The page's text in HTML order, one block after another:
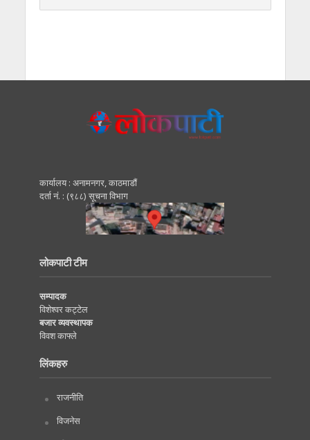
कार्यालय : अनामनगर, काठमाडाैं
दर्ता नं. : (९८८) सूचना विभाग
लोकपाटी टीम
सम्पादक
विशेश्वर कट्टेल
बजार व्यवस्थापक
विवश काफ्ले
लिंकहरु
राजनीति
विजनेस